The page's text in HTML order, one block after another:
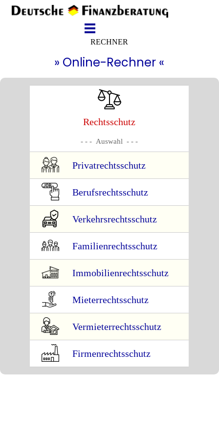
RECHNER
» Online-Rechner «
Rechtsschutz
- - - Auswahl - - -
Privatrechtsschutz
Berufsrechtsschutz
Verkehrsrechtsschutz
Familienrechtsschutz
Immobilienrechtsschutz
Mieterrechtsschutz
Vermieterrechtsschutz
Firmenrechtsschutz